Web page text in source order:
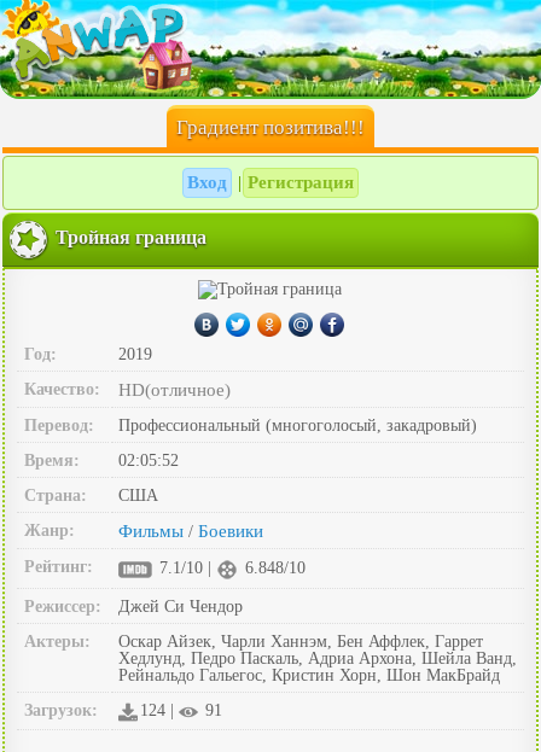
Градиент позитива!!!
Вход Регистрация
Тройная граница
Год:
2019
Качество:
HD(отличное)
Перевод:
Профессиональный (многоголосый, закадровый)
Время:
02:05:52
Страна:
США
Жанр:
Фильмы / Боевики
Рейтинг: 7.1/10 | 6.848/10
Режиссер:
Джей Си Чендор
Актеры:
Оскар Айзек, Чарли Ханнэм, Бен Аффлек, Гаррет
Хедлунд, Педро Паскаль, Адриа Архона, Шейла Ванд,
Рейнальдо Гальегос, Кристин Хорн, Шон МакБрайд
Загрузок:
124 | 91